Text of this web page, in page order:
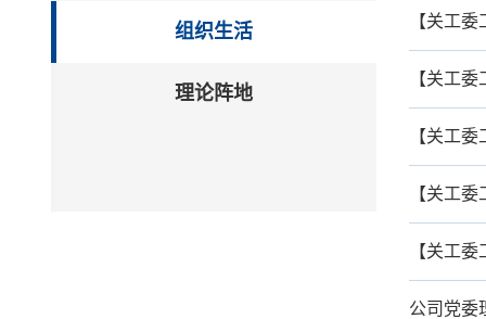
组织生活
理论阵地
【关工
【关工
【关工
【关工
【关工
公司党委